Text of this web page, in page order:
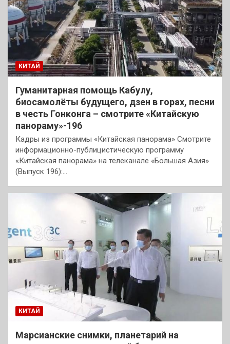
КИТАЙ
Гуманитарная помощь Кабулу,
биосамолёты будущего, дзен в горах, песни
в честь Гонконга – смотрите «Китайскую
панораму»-196
Кадры из программы «Китайская панорама» Смотрите
информационно-публицистическую программу
«Китайская панорама» на телеканале «Большая Азия»
(Выпуск 196):…
КИТАЙ
Марсианские снимки, планетарий на